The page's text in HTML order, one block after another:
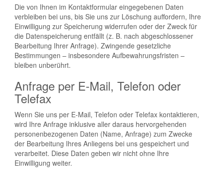
Die von Ihnen im Kontaktformular eingegebenen Daten
verbleiben bei uns, bis Sie uns zur Löschung auffordern, Ihre
Einwilligung zur Speicherung widerrufen oder der Zweck für
die Datenspeicherung entfällt (z. B. nach abgeschlossener
Bearbeitung Ihrer Anfrage). Zwingende gesetzliche
Bestimmungen – insbesondere Aufbewahrungsfristen –
bleiben unberührt.
Anfrage per E-Mail, Telefon oder
Telefax
Wenn Sie uns per E-Mail, Telefon oder Telefax kontaktieren,
wird Ihre Anfrage inklusive aller daraus hervorgehenden
personenbezogenen Daten (Name, Anfrage) zum Zwecke
der Bearbeitung Ihres Anliegens bei uns gespeichert und
verarbeitet. Diese Daten geben wir nicht ohne Ihre
Einwilligung weiter.